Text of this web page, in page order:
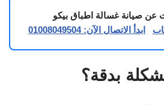
عن صيانة غسالة اطباق بيكو
ابدأ الاتصال الآن: 01008049504
بدقة؟